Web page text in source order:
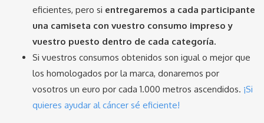
eficientes, pero si entregaremos a cada participante
una camiseta con vuestro consumo impreso y
vuestro puesto dentro de cada categoría.
Si vuestros consumos obtenidos son igual o mejor que
los homologados por la marca, donaremos por
vosotros un euro por cada 1.000 metros ascendidos. ¡Si
quieres ayudar al cáncer sé eficiente!